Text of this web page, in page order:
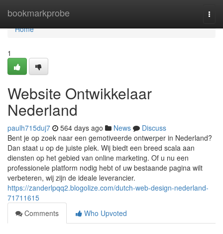
bookmarkprobe
Home
Home
1
Website Ontwikkelaar
Nederland
paulh715duj7 564 days ago News
Discuss
Bent je op zoek naar een gemotiveerde ontwerper in Nederland?
Dan staat u op de juiste plek. Wij biedt een breed scala aan
diensten op het gebied van online marketing. Of u nu een
professionele platform nodig hebt of uw bestaande pagina wilt
verbeteren, wij zijn de ideale leverancier.
https://zanderlpqq2.blogolize.com/dutch-web-design-nederland-
71711615
Comments
Who Upvoted